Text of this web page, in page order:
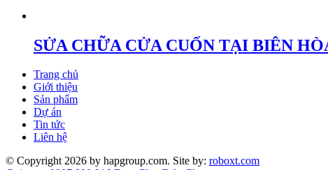
SỬA CHỮA CỬA CUỐN TẠI BIÊN
Trang chủ
Giới thiệu
Sản phẩm
Dự án
Tin tức
Liên hệ
© Copyright 2026 by hapgroup.com. Site by: roboxt.com